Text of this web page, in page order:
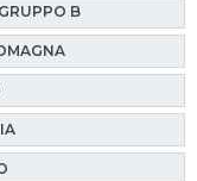
B